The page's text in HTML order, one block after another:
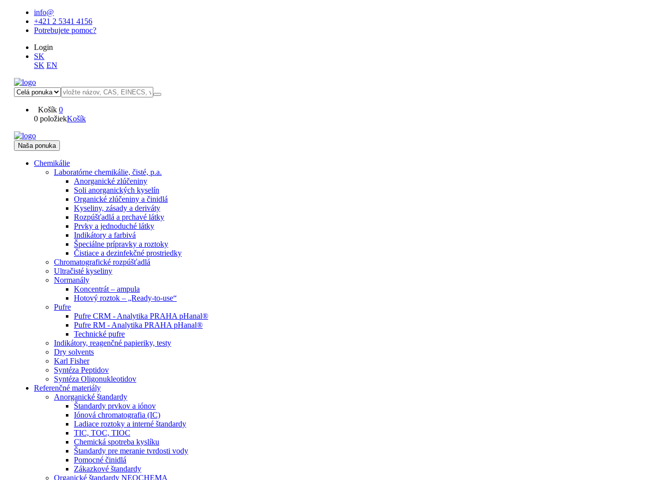
info@
+421 2 5341 4156
Potrebujete pomoc?
Login
SK
SK EN
Košík 0
0 položiekKošík
Naša ponuka
Chemikálie
Laboratórne chemikálie, čisté, p.a.
Anorganické zlúčeniny
Soli anorganických kyselín
Organické zlúčeniny a činidlá
Kyseliny, zásady a deriváty
Rozpúšťadlá a prchavé látky
Prvky a jednoduché látky
Indikátory a farbivá
Špeciálne prípravky a roztoky
Čistiace a dezinfekčné prostriedky
Chromatografické rozpúšťadlá
Ultračisté kyseliny
Normanály
Koncentrát – ampula
Hotový roztok – „Ready-to-use“
Pufre
Pufre CRM - Analytika PRAHA pHanal®
Pufre RM - Analytika PRAHA pHanal®
Technické pufre
Indikátory, reagenčné papieriky, testy
Dry solvents
Karl Fisher
Syntéza Peptidov
Syntéza Oligonukleotidov
Referenčné materiály
Anorganické štandardy
Štandardy prvkov a iónov
Iónová chromatografia (IC)
Ladiace roztoky a interné štandardy
TIC, TOC, TIOC
Chemická spotreba kyslíku
Štandardy pre meranie tvrdosti vody
Pomocné činidlá
Zákazkové štandardy
Organické štandardy NEOCHEMA